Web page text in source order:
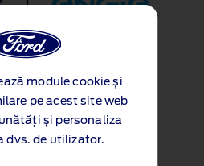
module cookie și
pe acest site web
și personaliza
dvs. de utilizator.